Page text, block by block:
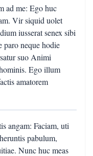
ad me: Ego huc
Vir siquid uolet
iusserat senex sibi
paro neque hodie
suo Animi
Ego illum
amatorem
angam: Faciam, uti
pabulum,
Nunc huc meas